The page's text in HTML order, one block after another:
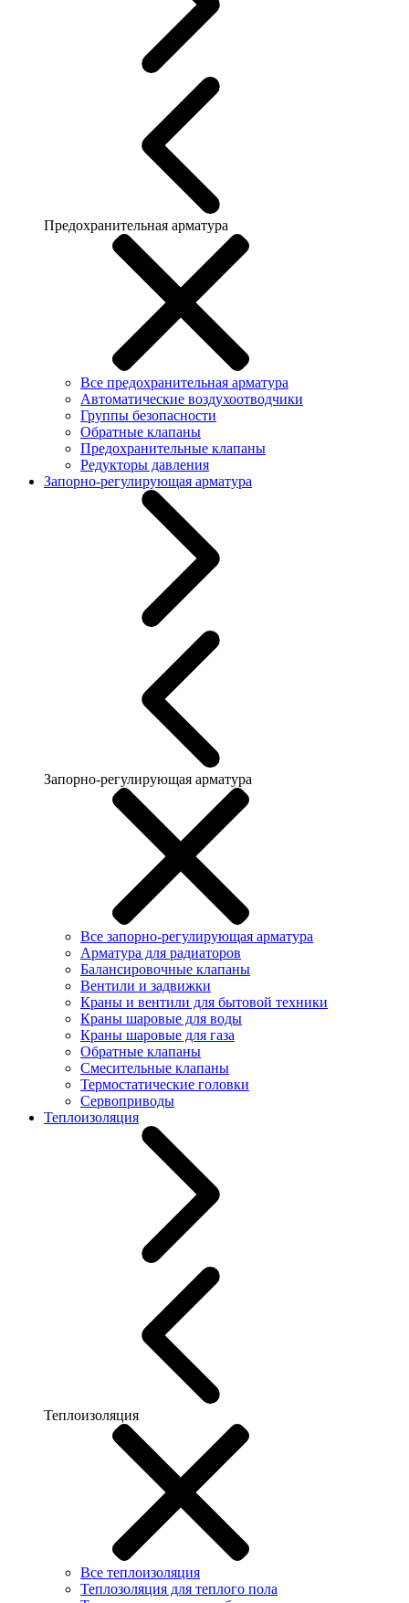
Предохранительная арматура
Все предохранительная арматура
Автоматические воздухоотводчики
Группы безопасности
Обратные клапаны
Предохранительные клапаны
Редукторы давления
Запорно-регулирующая арматура
Запорно-регулирующая арматура
Все запорно-регулирующая арматура
Арматура для радиаторов
Балансировочные клапаны
Вентили и задвижки
Краны и вентили для бытовой техники
Краны шаровые для воды
Краны шаровые для газа
Обратные клапаны
Смесительные клапаны
Термостатические головки
Сервоприводы
Теплоизоляция
Теплоизоляция
Все теплоизоляция
Теплозоляция для теплого пола